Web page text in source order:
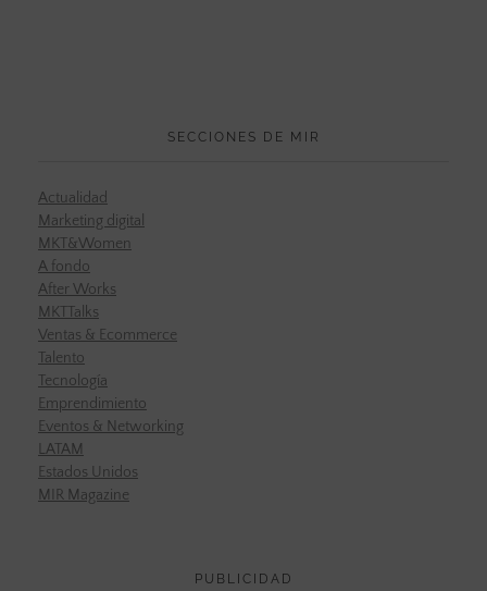
SECCIONES DE MIR
Actualidad
Marketing digital
MKT&Women
A fondo
After Works
MKTTalks
Ventas & Ecommerce
Talento
Tecnología
Emprendimiento
Eventos & Networking
LATAM
Estados Unidos
MIR Magazine
PUBLICIDAD